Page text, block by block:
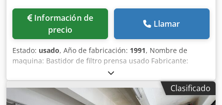
Información de
precio
Llamar
Estado: usado, Año de fabricación: 1991, Nombre de
maquina: Bastidor de filtro prensa usado Fabricante:
Passavant Tipo: 1200 x 1200 mm Año de fabricación: 1991
Tipo de construcción: Prensa de viga puente Presión del
filtro: 15 bar Contenido del filtro: Posible aprox. 2200 litros
m2 Salida: Cerrado Área de filtrado: Posible aprox. 160 m2
Clasificado